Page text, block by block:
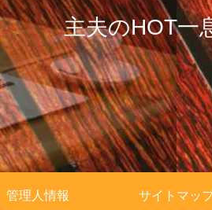
主夫のHOT一
管理人情報 サイトマッ